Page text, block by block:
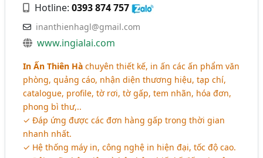
Hotline:0393 874 757
inanthienhagl@gmail.com
www.ingialai.com
In Ấn Thiên Hà chuyên thiết kế, in ấn các ấn phẩm văn
phòng, quảng cáo, nhận diện thương hiệu, tạp chí,
catalogue, profile, tờ rơi, tờ gấp, tem nhãn, hóa đơn,
phong bì thư,..
✓ Đáp ứng được các đơn hàng gấp trong thời gian
nhanh nhất.
✓ Hệ thống máy in, công nghệ in hiện đại, tốc độ cao.